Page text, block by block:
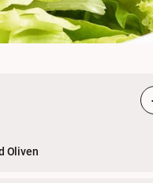
Oliven